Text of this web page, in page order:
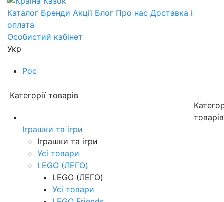
Каталог Бренди Акції Блог Про нас Доставка і
оплата
Особистий кабінет
Укр
Рос
Категорії товарів
Іграшки та ігри
Іграшки та ігри
Усі товари
LEGO (ЛЕГО)
LEGO (ЛЕГО)
Усі товари
товарів